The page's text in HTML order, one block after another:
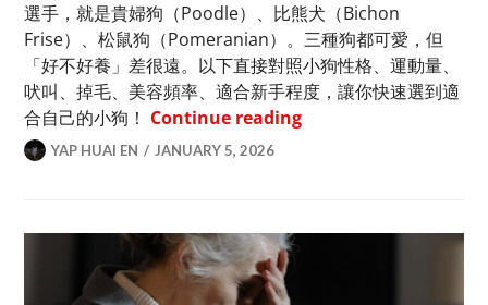
選手，就是貴婦狗（Poodle）、比熊犬（Bichon
Frise）、松鼠狗（Pomeranian）。三種狗都可愛，但
「好不好養」差很遠。以下直接對照小狗性格、運動量、
吠叫、掉毛、美容頻率、適合新手程度，讓你快速選到適
合自己的小狗！ Continue reading三大蓬鬆系小型犬比較
YAP HUAI EN JANUARY 5, 2026